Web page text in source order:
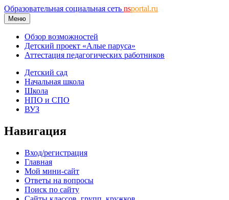
Образовательная социальная сеть nsportal.ru
Меню
Обзор возможностей
Детский проект «Алые паруса»
Аттестация педагогических работников
Детский сад
Начальная школа
Школа
НПО и СПО
ВУЗ
Навигация
Вход/регистрация
Главная
Мой мини-сайт
Ответы на вопросы
Поиск по сайту